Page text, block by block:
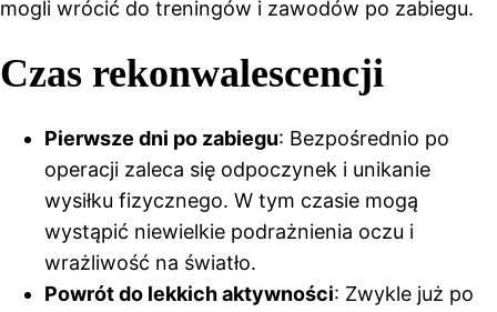
mogli wrócić do treningów i zawodów po zabiegu.
Czas rekonwalescencji
Pierwsze dni po zabiegu: Bezpośrednio po
operacji zaleca się odpoczynek i unikanie
wysiłku fizycznego. W tym czasie mogą
wystąpić niewielkie podrażnienia oczu i
wrażliwość na światło.
Powrót do lekkich aktywności: Zwykle już po